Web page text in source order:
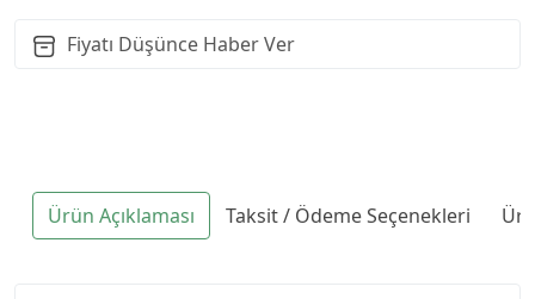
Fiyatı Düşünce Haber Ver
Ürün Açıklaması Taksit / Ödeme Seçenekleri